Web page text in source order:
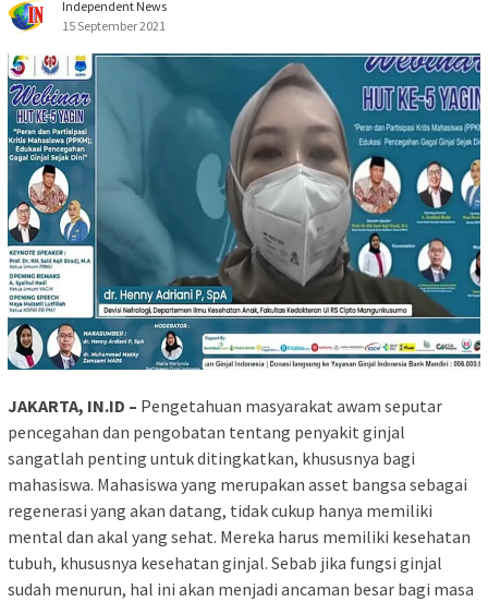
Independent News
15 September 2021
JAKARTA, IN.ID – Pengetahuan masyarakat awam seputar
pencegahan dan pengobatan tentang penyakit ginjal
sangatlah penting untuk ditingkatkan, khususnya bagi
mahasiswa. Mahasiswa yang merupakan asset bangsa sebagai
regenerasi yang akan datang, tidak cukup hanya memiliki
mental dan akal yang sehat. Mereka harus memiliki kesehatan
tubuh, khususnya kesehatan ginjal. Sebab jika fungsi ginjal
sudah menurun, hal ini akan menjadi ancaman besar bagi masa